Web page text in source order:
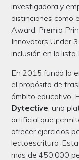
investigadora y
distinciones como
Award, Premio
Innovators Under
inclusión en la lista
En 2015 fundó la
el propósito de
ámbito educativo.
Dytective , una
artificial que
ofrecer ejercicios
lectoescritura.
más de 450.000